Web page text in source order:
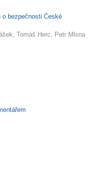
o bezpečnosti České
Tomáš Herc, Petr Mlsna